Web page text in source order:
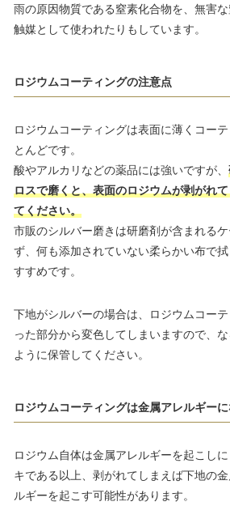
雨の原因物質である窒素化合物を、無害
触媒として使われたりもしています。
ロジウムコーティングの注意点
ロジウムコーティングは表面に薄くコー
とんどです。
酸やアルカリなどの薬品には強いですが、
ロスで磨くと、表面のロジウムが剥がれ
てください。
市販のシルバー磨きは研磨剤が含まれる
ず、何も添加されていない柔らかい布で
すすめです。
下地がシルバーの場合は、ロジウムコー
った部分から変色してしまいますので、
ように保管してください。
ロジウムコーティングは金属アレルギー
ロジウム自体は金属アレルギーを起こし
キである以上、剥がれてしまえば下地の
ルギーを起こす可能性があります。